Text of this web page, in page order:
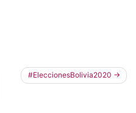
#EleccionesBolivia2020